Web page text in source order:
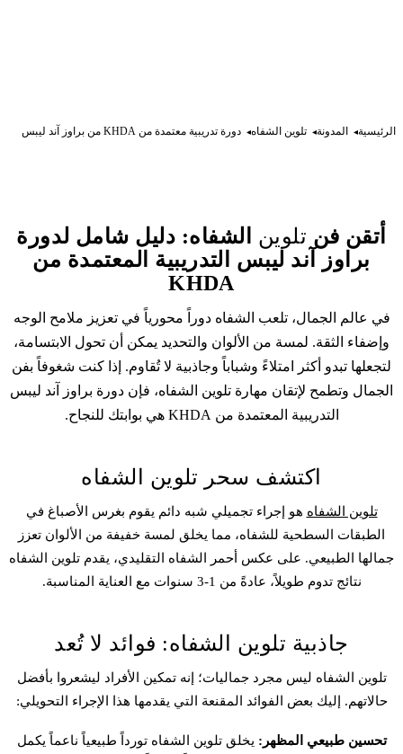
الرئيسية المدونة تلوين الشفاه دورة تدريبية معتمدة من KHDA من براوز آند ليبس
أتقن فن تلوين
الشفاه: دليل شامل لدورة
براوز آند ليبس التدريبية المعتمدة من
KHDA
في عالم الجمال، تلعب الشفاه دوراً محورياً في تعزيز ملامح الوجه
وإضفاء الثقة. لمسة من الألوان والتحديد يمكن أن تحول الابتسامة،
لتجعلها تبدو أكثر امتلاءً وشباباً وجاذبية لا تُقاوم. إذا كنت شغوفاً بفن
الجمال وتطمح لإتقان مهارة تلوين الشفاه، فإن دورة براوز آند ليبس
التدريبية المعتمدة من KHDA هي بوابتك للنجاح.
اكتشف سحر تلوين الشفاه
تلوين الشفاه هو إجراء تجميلي شبه دائم يقوم بغرس الأصباغ في
الطبقات السطحية للشفاه، مما يخلق لمسة خفيفة من الألوان تعزز
جمالها الطبيعي. على عكس أحمر الشفاه التقليدي، يقدم تلوين الشفاه
نتائج تدوم طويلاً، عادةً من 1-3 سنوات مع العناية المناسبة.
جاذبية تلوين الشفاه: فوائد لا تُعد
تلوين الشفاه ليس مجرد جماليات؛ إنه تمكين الأفراد ليشعروا بأفضل
حالاتهم. إليك بعض الفوائد المقنعة التي يقدمها هذا الإجراء التحويلي:
تحسين طبيعي المظهر: يخلق تلوين الشفاه تورداً طبيعياً ناعماً يكمل